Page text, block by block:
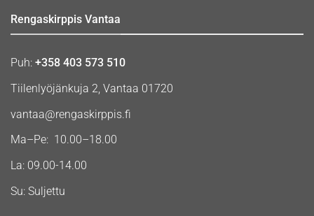
Rengaskirppis Vantaa
Puh: +358 403 573 510
Tiilenlyöjänkuja 2, Vantaa 01720
vantaa@rengaskirppis.fi
Ma–Pe: 10.00–18.00
La: 09.00-14.00
Su: Suljettu